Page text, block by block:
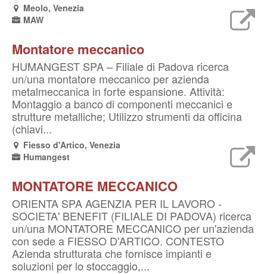
Meolo, Venezia
MAW
Montatore meccanico
HUMANGEST SPA – Filiale di Padova ricerca
un/una montatore meccanico per azienda
metalmeccanica in forte espansione. Attività:
Montaggio a banco di componenti meccanici e
strutture metalliche; Utilizzo strumenti da officina
(chiavi...
Fiesso d'Artico, Venezia
Humangest
MONTATORE MECCANICO
ORIENTA SPA AGENZIA PER IL LAVORO -
SOCIETA' BENEFIT (FILIALE DI PADOVA) ricerca
un/una MONTATORE MECCANICO per un'azienda
con sede a FIESSO D'ARTICO. CONTESTO
Azienda strutturata che fornisce impianti e
soluzioni per lo stoccaggio,...